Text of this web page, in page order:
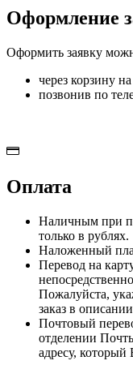
Оформление
Оформить заявку
через корзину
позвонив по
Оплата
Наличным при
только в рублях.
Наложенный
Перевод на
Пожалуйста,
заказ в
Почтовый
отделении
адресу, который